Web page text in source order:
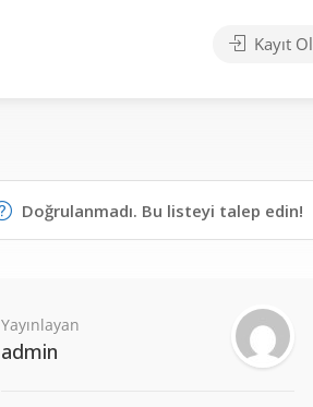
Kayıt Ol
Doğrulanmadı. Bu listeyi talep edin!
Yayınlayan
admin